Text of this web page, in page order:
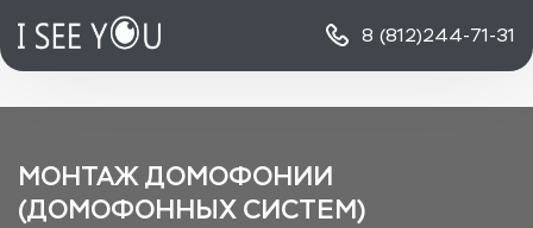
8 (812)244-71-31
МОНТАЖ ДОМОФОНИИ
(ДОМОФОННЫХ СИСТЕМ)